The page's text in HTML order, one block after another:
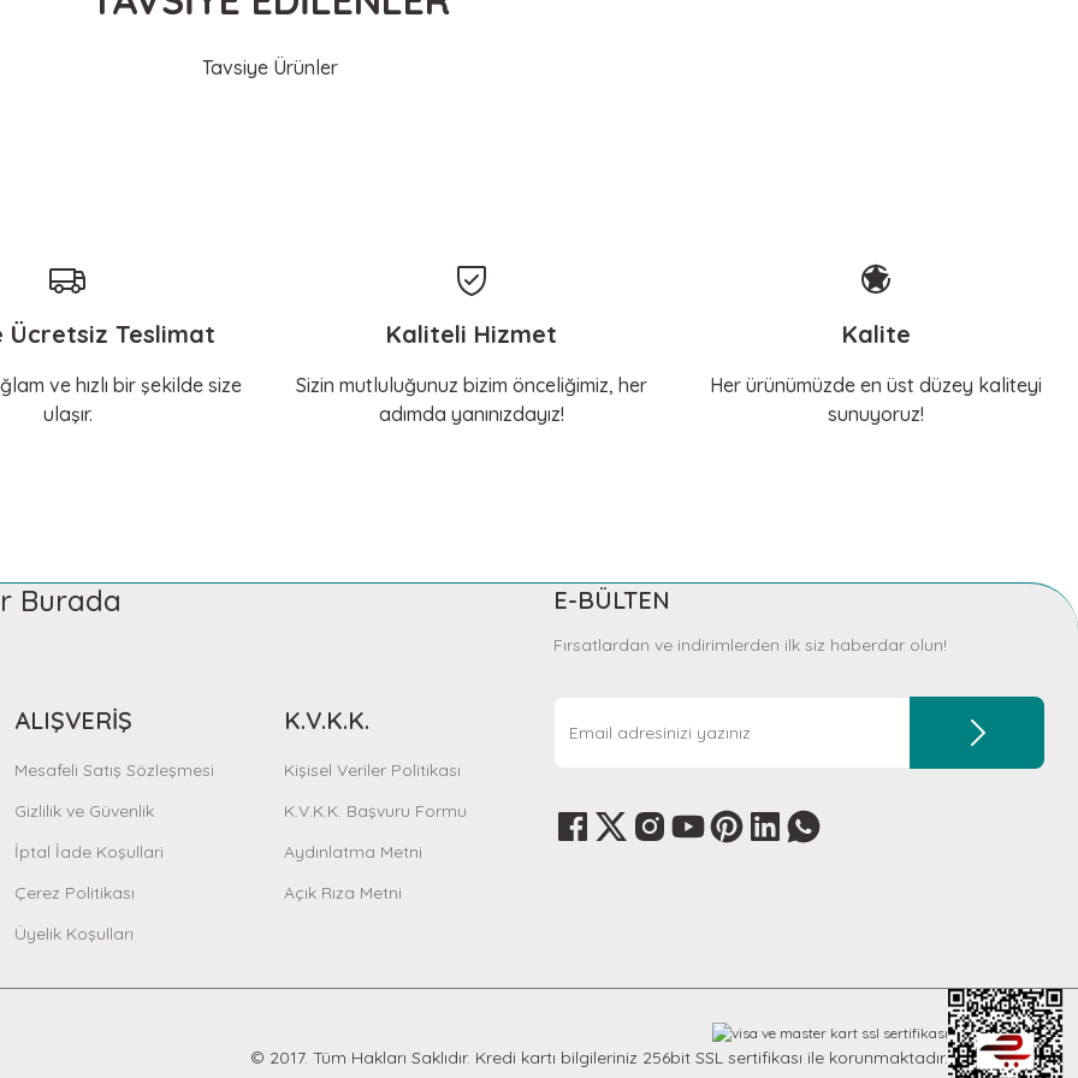
Diğer yorumları göster
Tavsiye Ürünler
Sepete Ekle
Bel Tasması Köpek Colorado Turkuaz 55 - 76 cm - L
KERBL Pet
1.069,20 TL
Ücretsiz Teslimat
ve hızlı bir şekilde size
ulaşır.
Kaliteli Hizmet
Sizin mutluluğunuz bizim önceliğimiz, her
adımda yanınızdayız!
Kalite
Her ürünümüzde en üst düzey kaliteyi
sunuyoruz!
Burada
ALIŞVERİŞ
Mesafeli Satış Sözleşmesi
Gizlilik ve Güvenlik
İptal İade Koşullari
Çerez Politikası
Üyelik Koşulları
K.V.K.K.
Kişisel Veriler Politikası
K.V.K.K. Başvuru Formu
Aydınlatma Metni
Açık Rıza Metni
E-BÜLTEN
Fırsatlardan ve indirimlerden ilk siz haberdar olun!
© 2017. Tüm Hakları Saklıdır. Kredi kartı bilgileriniz 256bit SSL sertifikası ile korunmaktadır.